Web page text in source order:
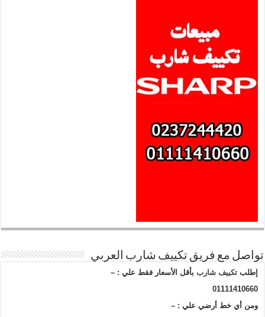
تواصل مع فريق تكييف شارب العربي
إطلبتكييف شارب بأقل الأسعار فقط علي : –
01111410660
ومن أي خط أرضي علي : –